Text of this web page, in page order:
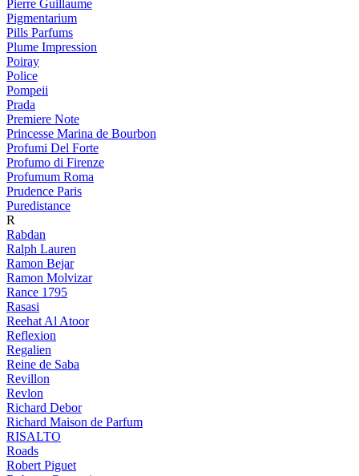
Pierre Guillaume
Pigmentarium
Pills Parfums
Plume Impression
Poiray
Police
Pompeii
Prada
Premiere Note
Princesse Marina de Bourbon
Profumi Del Forte
Profumo di Firenze
Profumum Roma
Prudence Paris
Puredistance
R
Rabdan
Ralph Lauren
Ramon Bejar
Ramon Molvizar
Rance 1795
Rasasi
Reehat Al Atoor
Reflexion
Regalien
Reine de Saba
Revillon
Revlon
Richard Debor
Richard Maison de Parfum
RISALTO
Roads
Robert Piguet